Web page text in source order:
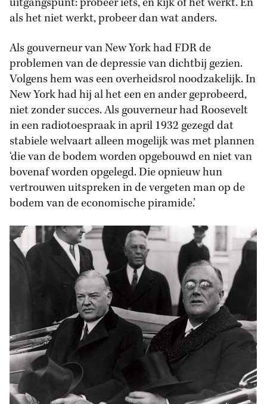
als het niet werkt, probeer dan wat anders.
Als gouverneur van New York had FDR de
problemen van de depressie van dichtbij gezien.
Volgens hem was een overheidsrol noodzakelijk. In
New York had hij al het een en ander geprobeerd,
niet zonder succes. Als gouverneur had Roosevelt
in een radiotoespraak in april 1932 gezegd dat
stabiele welvaart alleen mogelijk was met plannen
‘die van de bodem worden opgebouwd en niet van
bovenaf worden opgelegd. Die opnieuw hun
vertrouwen uitspreken in de vergeten man op de
bodem van de economische piramide.’